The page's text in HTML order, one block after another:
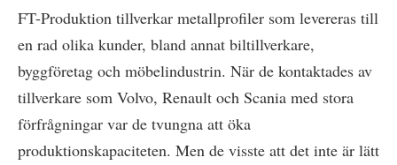
FT-Produktion tillverkar metallprofiler som levereras till
en rad olika kunder, bland annat biltillverkare,
byggföretag och möbelindustrin. När de kontaktades av
tillverkare som Volvo, Renault och Scania med stora
förfrågningar var de tvungna att öka
produktionskapaciteten. Men de visste att det inte är lätt